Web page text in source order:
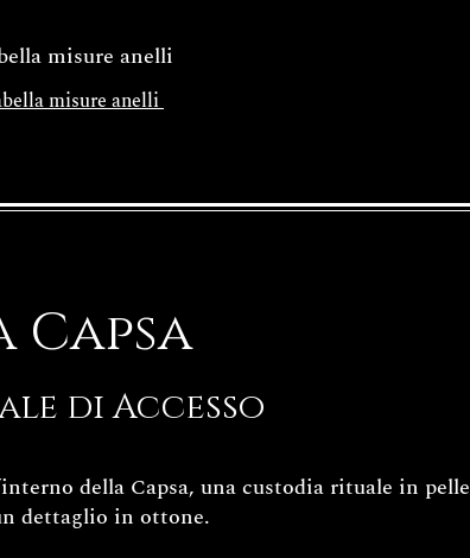
misure anelli
misure anelli
Capsa
di Accesso
della Capsa, una custodia rituale in pelle
dettaglio in ottone.